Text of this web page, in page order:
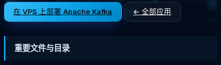
在 VPS 上部署 Apache Kafka ← 全部应用
重要文件与目录